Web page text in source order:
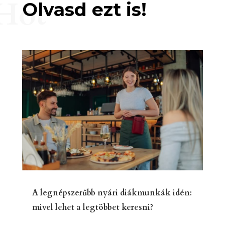
Olvasd ezt is!
A legnépszerűbb nyári diákmunkák idén:
mivel lehet a legtöbbet keresni?